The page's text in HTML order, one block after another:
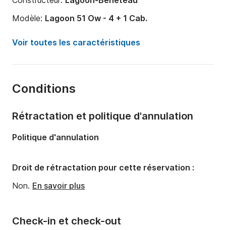
Modèle: Lagoon 51 Ow - 4 + 1 Cab.
Année:
Nombre de couchages:
Nombre de salles de bains:
Puissance moteur:106cv
Voir toutes les caractéristiques
Conditions
Check-in et check-out
Rétractation et politique d'annulation
Politique d'annulation
Droit de rétractation pour cette réservation :
Non. En savoir plus